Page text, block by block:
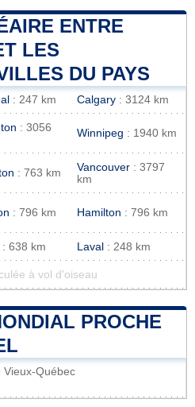
ENTRE
LES
DU PAYS
: 247 km Calgary : 3124 km
: 3056
Winnipeg : 1940 km
: 763 km Vancouver : 3797
km
: 796 km Hamilton : 796 km
: 638 km Laval : 248 km
à vol d'oiseau
PROCHE
Vieux-Québec